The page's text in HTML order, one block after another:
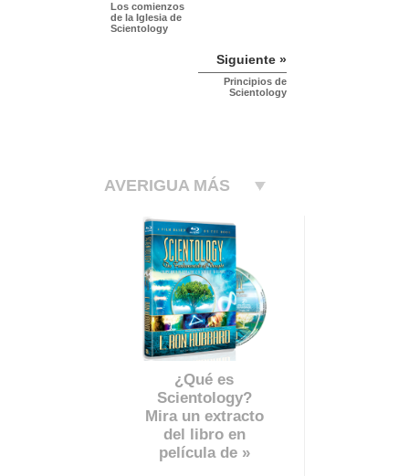
Los comienzos
de la Iglesia de
Scientology
Siguiente »
Principios de
Scientology
AVERIGUA MÁS
¿Qué es
Scientology?
Mira un extracto
del libro en
película de »